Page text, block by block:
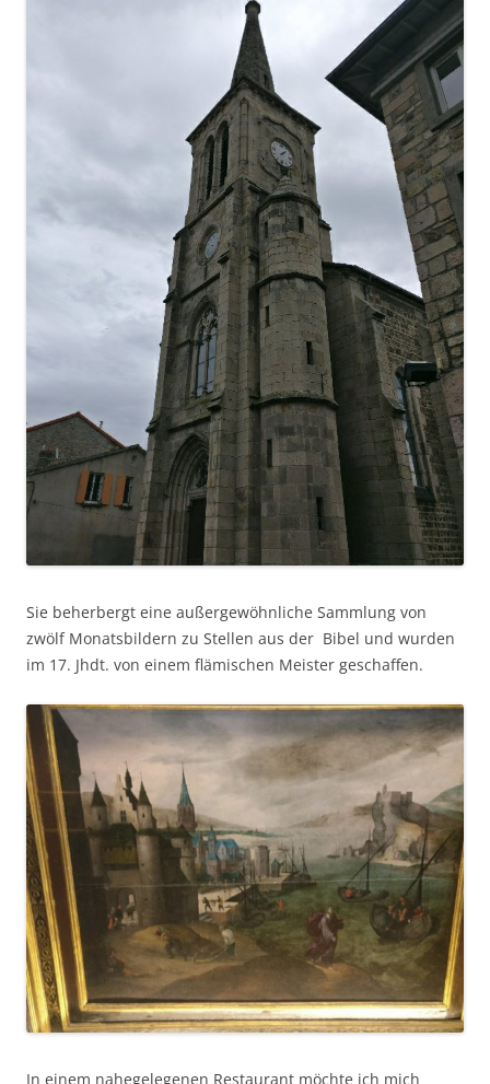
Sie beherbergt eine außergewöhnliche Sammlung von
zwölf Monatsbildern zu Stellen aus der Bibel und wurden
im 17. Jhdt. von einem flämischen Meister geschaffen.
In einem nahegelegenen Restaurant möchte ich mich